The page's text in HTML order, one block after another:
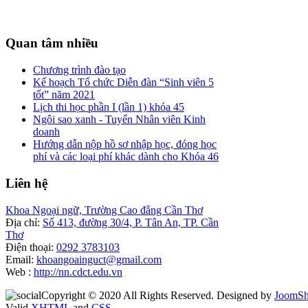
Quan tâm nhiều
Chương trình đào tạo
Kế hoạch Tổ chức Diễn đàn “Sinh viên 5
tốt” năm 2021
Lịch thi học phần I (lần 1) khóa 45
Ngôi sao xanh - Tuyển Nhân viên Kinh
doanh
Hướng dẫn nộp hồ sơ nhập học, đóng học
phí và các loại phí khác dành cho Khóa 46
Liên hệ
Khoa Ngoại ngữ, Trường Cao đẳng Cần Thơ
Địa chỉ: Số 413, đường 30/4, P. Tân An, TP. Cần
Thơ
Điện thoại: 0292 3783103
Email: khoangoainguct@gmail.com
Web : http://nn.cdct.edu.vn
Copyright © 2020 All Rights Reserved. Designed by